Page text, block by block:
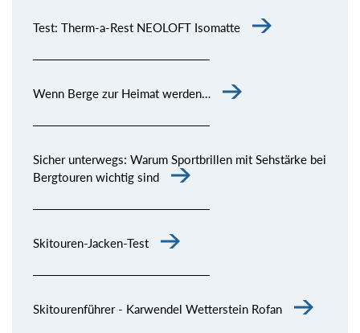
Test: Therm-a-Rest NEOLOFT Isomatte
Wenn Berge zur Heimat werden…
Sicher unterwegs: Warum Sportbrillen mit Sehstärke bei
Bergtouren wichtig sind
Skitouren-Jacken-Test
Skitourenführer - Karwendel Wetterstein Rofan